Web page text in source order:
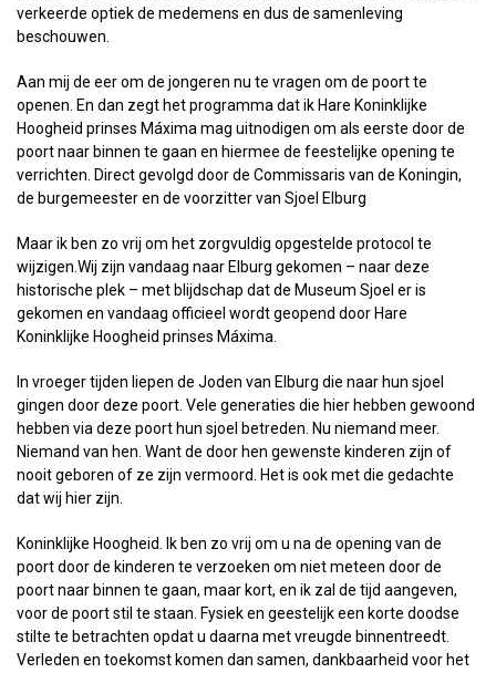
verkeerde optiek de medemens en dus de samenleving
beschouwen.
Aan mij de eer om de jongeren nu te vragen om de poort te
openen. En dan zegt het programma dat ik Hare Koninklijke
Hoogheid prinses Máxima mag uitnodigen om als eerste door de
poort naar binnen te gaan en hiermee de feestelijke opening te
verrichten. Direct gevolgd door de Commissaris van de Koningin,
de burgemeester en de voorzitter van Sjoel Elburg
Maar ik ben zo vrij om het zorgvuldig opgestelde protocol te
wijzigen.Wij zijn vandaag naar Elburg gekomen – naar deze
historische plek – met blijdschap dat de Museum Sjoel er is
gekomen en vandaag officieel wordt geopend door Hare
Koninklijke Hoogheid prinses Máxima.
In vroeger tijden liepen de Joden van Elburg die naar hun sjoel
gingen door deze poort. Vele generaties die hier hebben gewoond
hebben via deze poort hun sjoel betreden. Nu niemand meer.
Niemand van hen. Want de door hen gewenste kinderen zijn of
nooit geboren of ze zijn vermoord. Het is ook met die gedachte
dat wij hier zijn.
Koninklijke Hoogheid. Ik ben zo vrij om u na de opening van de
poort door de kinderen te verzoeken om niet meteen door de
poort naar binnen te gaan, maar kort, en ik zal de tijd aangeven,
voor de poort stil te staan. Fysiek en geestelijk een korte doodse
stilte te betrachten opdat u daarna met vreugde binnentreedt.
Verleden en toekomst komen dan samen, dankbaarheid voor het